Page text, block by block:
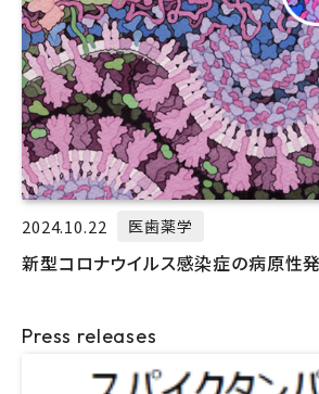
2024.10.22 医歯薬学
新型コロナウイルス感染症の病原性
Press releases